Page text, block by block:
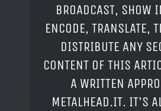
BROADCAST, SHOW
ENCODE, TRANSLATE,
DISTRIBUTE ANY
CONTENT OF THIS
A WRITTEN
METALHEAD.IT. IT'S